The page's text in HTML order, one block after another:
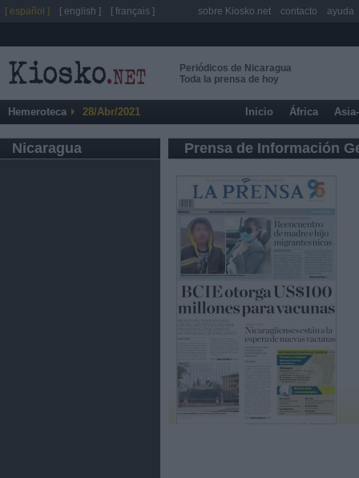
Periódicos de Nicaragua
Toda la prensa de hoy
Hemeroteca 28/Abr/2021 Inicio África
Nicaragua Prensa de Información
[ español ] [ english ] [ français ] sobre Kiosko.net contacto ayuda